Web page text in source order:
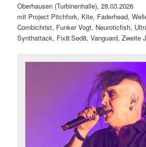
Oberhausen (Turbinenhalle), 28.03.2026
mit Project Pitchfork, Kite, Faderhead,
Combichrist, Funker Vogt, Neuroticfish,
Synthattack, Fix8:Sed8, Vanguard, Zweite